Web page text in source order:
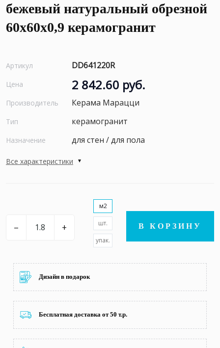
бежевый натуральный обрезной
60x60x0,9 керамогранит
Артикул DD641220R
Цена 2 842.60 руб.
Производитель Керама Марацци
Тип керамогранит
Назначение для стен / для пола
Все характеристики
– +
м2
шт.
упак.
В КОРЗИНУ
Дизайн в подарок
Бесплатная доставка от 50 т.р.